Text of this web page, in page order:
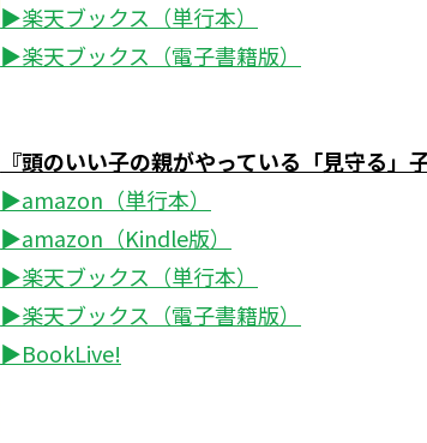
▶楽天ブックス（単行本）
▶楽天ブックス（電子書籍版）
『頭のいい子の親がやっている「見守る」
▶amazon（単行本）
▶amazon（Kindle版）
▶楽天ブックス（単行本）
▶楽天ブックス（電子書籍版）
▶BookLive!